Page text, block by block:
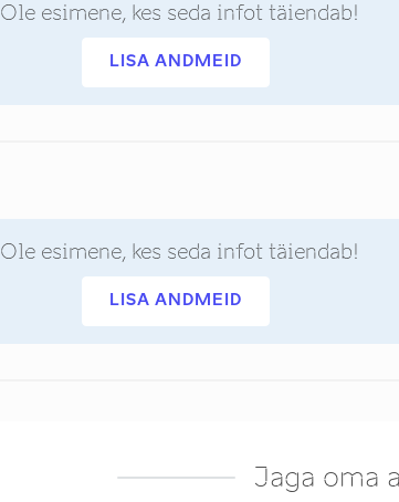
Ole esimene, kes seda infot täiendab!
LISA ANDMEID
Ole esimene, kes seda infot täiendab!
LISA ANDMEID
Jaga oma